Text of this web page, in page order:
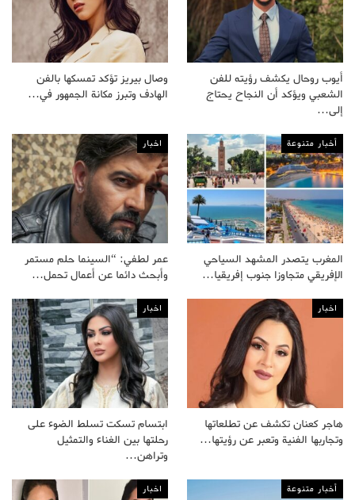
أيوب روحال يكشف رؤيته للفن
الشعبي ويؤكد أن النجاح يحتاج
إلى…
وصال بيريز تؤكد تمسكها بالفن
الهادف وتبرز مكانة الجمهور في…
أخبار متنوعة
المغرب يتصدر المشهد السياحي
الإفريقي متجاوزا جنوب إفريقيا…
اخبار
عمر لطفي: “السينما حلم مستمر
وأبحث دائما عن أعمال تحمل…
اخبار
هاجر كعنان تكشف عن تطلعاتها
وتجاربها الفنية وتعبر عن رؤيتها…
اخبار
ابتسام تسكت تسلط الضوء على
رحلتها بين الغناء والتمثيل
وتراهن…
أخبار متنوعة اخبار